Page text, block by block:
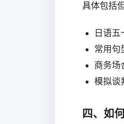
具体包括
日语五
常用句
商务场
模拟谈
四、如